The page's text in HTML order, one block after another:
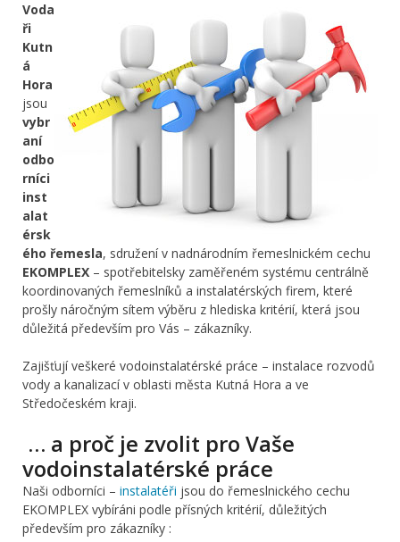
Voda
ři
Kutn
á
Hora
jsou
vybr
aní
odbo
rníci
inst
alat
érsk
ého řemesla, sdružení v nadnárodním řemeslnickém cechu
EKOMPLEX – spotřebitelsky zaměřeném systému centrálně
koordinovaných řemeslníků a instalatérských firem, které
prošly náročným sítem výběru z hlediska kritérií, která jsou
důležitá především pro Vás – zákazníky.
Zajišťují veškeré vodoinstalatérské práce – instalace rozvodů
vody a kanalizací v oblasti města Kutná Hora a ve
Středočeském kraji.
… a proč je zvolit pro Vaše
vodoinstalatérské práce
Naši odborníci – instalatéři jsou do řemeslnického cechu
EKOMPLEX vybíráni podle přísných kritérií, důležitých
především pro zákazníky :